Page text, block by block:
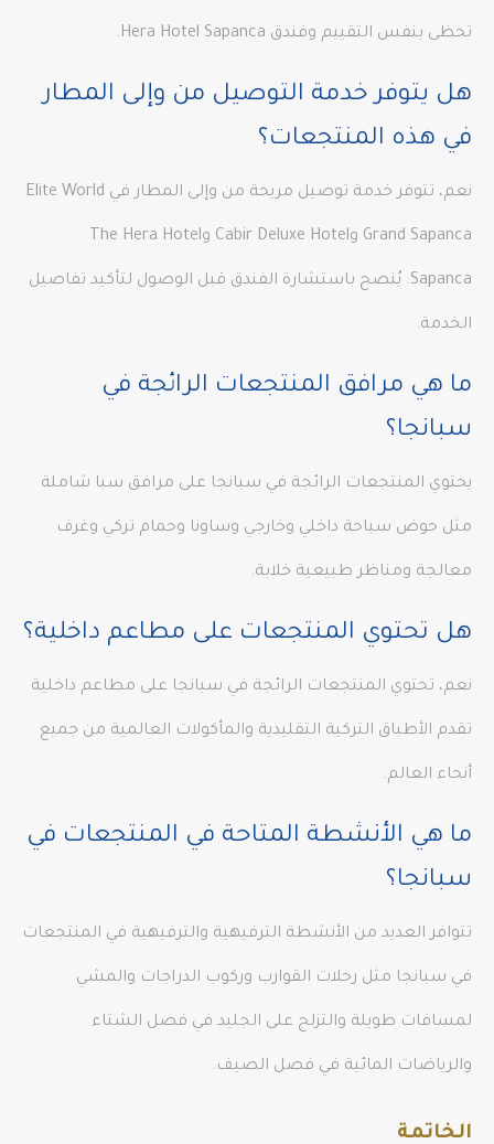
تحظى بنفس التقييم وفندق Hera Hotel Sapanca.
هل يتوفر خدمة التوصيل من وإلى المطار
في هذه المنتجعات؟
نعم، تتوفر خدمة توصيل مريحة من وإلى المطار في Elite World
Grand Sapanca وCabir Deluxe Hotel وThe Hera Hotel
Sapanca. يُنصح باستشارة الفندق قبل الوصول لتأكيد تفاصيل
الخدمة.
ما هي مرافق المنتجعات الرائجة في
سبانجا؟
يحتوي المنتجعات الرائجة في سبانجا على مرافق سبا شاملة
مثل حوض سباحة داخلي وخارجي وساونا وحمام تركي وغرف
معالجة ومناظر طبيعية خلابة.
هل تحتوي المنتجعات على مطاعم داخلية؟
نعم، تحتوي المنتجعات الرائجة في سبانجا على مطاعم داخلية
تقدم الأطباق التركية التقليدية والمأكولات العالمية من جميع
أنحاء العالم.
ما هي الأنشطة المتاحة في المنتجعات في
سبانجا؟
تتوافر العديد من الأنشطة الترفيهية والترفيهية في المنتجعات
في سبانجا مثل رحلات القوارب وركوب الدراجات والمشي
لمسافات طويلة والتزلج على الجليد في فصل الشتاء
والرياضات المائية في فصل الصيف.
الخاتمة